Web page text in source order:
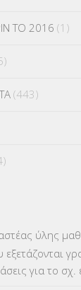
ΤΟ 2016 (1)
(443)
(10)
ύλης
εξετάζονται
για το